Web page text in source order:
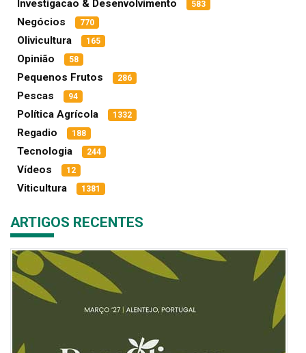
Investigacao & Desenvolvimento 583
Negócios 770
Olivicultura 165
Opinião 58
Pequenos Frutos 286
Pescas 94
Política Agrícola 1332
Regadio 188
Tecnologia 244
Vídeos 12
Viticultura 1381
ARTIGOS RECENTES